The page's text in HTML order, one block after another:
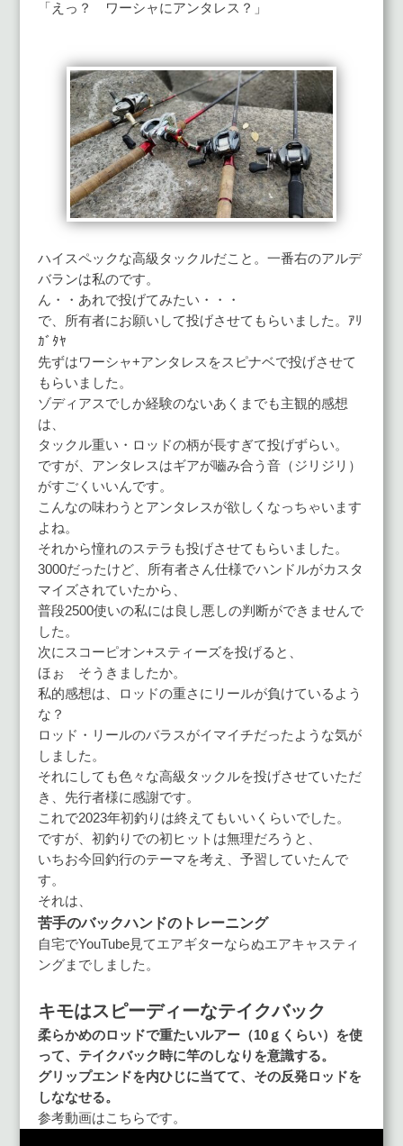
「えっ？ ワーシャにアンタレス？」
ハイスペックな高級タックルだこと。一番右のアルデ
バランは私のです。
ん・・あれで投げてみたい・・・
で、所有者にお願いして投げさせてもらいました。ｱﾘ
ｶﾞﾀﾔ
先ずはワーシャ+アンタレスをスピナベで投げさせて
もらいました。
ゾディアスでしか経験のないあくまでも主観的感想
は、
タックル重い・ロッドの柄が長すぎて投げずらい。
ですが、アンタレスはギアが嚙み合う音（ジリジリ）
がすごくいいんです。
こんなの味わうとアンタレスが欲しくなっちゃいます
よね。
それから憧れのステラも投げさせてもらいました。
3000だったけど、所有者さん仕様でハンドルがカスタ
マイズされていたから、
普段2500使いの私には良し悪しの判断ができませんで
した。
次にスコーピオン+スティーズを投げると、
ほぉ そうきましたか。
私的感想は、ロッドの重さにリールが負けているよう
な？
ロッド・リールのバラスがイマイチだったような気が
しました。
それにしても色々な高級タックルを投げさせていただ
き、先行者様に感謝です。
これで2023年初釣りは終えてもいいくらいでした。
ですが、初釣りでの初ヒットは無理だろうと、
いちお今回釣行のテーマを考え、予習していたんで
す。
それは、
苦手のバックハンドのトレーニング
自宅でYouTube見てエアギターならぬエアキャスティ
ングまでしました。
キモはスピーディーなテイクバック
柔らかめのロッドで重たいルアー（10ｇくらい）を使
って、テイクバック時に竿のしなりを意識する。
グリップエンドを内ひじに当てて、その反発ロッドを
しななせる。
参考動画はこちらです。